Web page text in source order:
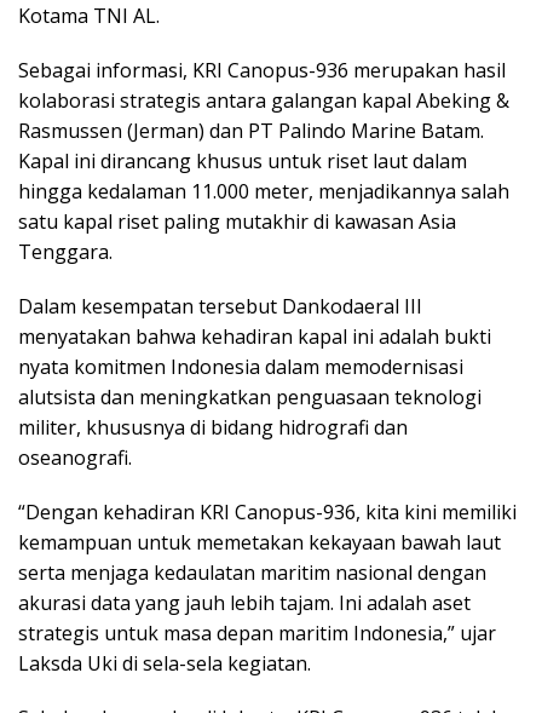
Kotama TNI AL.
Sebagai informasi, KRI Canopus-936 merupakan hasil
kolaborasi strategis antara galangan kapal Abeking &
Rasmussen (Jerman) dan PT Palindo Marine Batam.
Kapal ini dirancang khusus untuk riset laut dalam
hingga kedalaman 11.000 meter, menjadikannya salah
satu kapal riset paling mutakhir di kawasan Asia
Tenggara.
Dalam kesempatan tersebut Dankodaeral III
menyatakan bahwa kehadiran kapal ini adalah bukti
nyata komitmen Indonesia dalam memodernisasi
alutsista dan meningkatkan penguasaan teknologi
militer, khususnya di bidang hidrografi dan
oseanografi.
“Dengan kehadiran KRI Canopus-936, kita kini memiliki
kemampuan untuk memetakan kekayaan bawah laut
serta menjaga kedaulatan maritim nasional dengan
akurasi data yang jauh lebih tajam. Ini adalah aset
strategis untuk masa depan maritim Indonesia,” ujar
Laksda Uki di sela-sela kegiatan.